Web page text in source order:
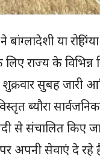
बांग्लादेशी या
राज्य के विभिन्न
शुक्रवार सुबह जारी
ब्यौरा
से संचालित
अपनी सेवाएं दे रहे